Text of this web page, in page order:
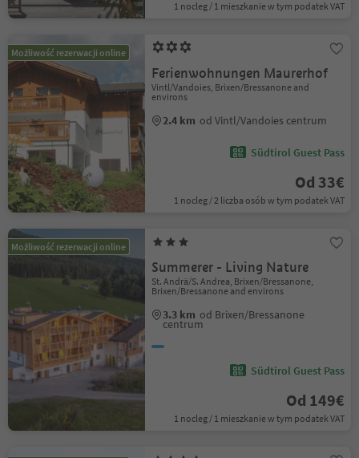
1 nocleg / 1 mieszkanie w tym podatek VAT
Możliwość rezerwacji online
Ferienwohnungen Maurerhof
Vintl/Vandoies, Brixen/Bressanone and
environs
2.4 km od Vintl/Vandoies centrum
Südtirol Guest Pass
Od 33€
1 nocleg / 2 liczba osób w tym podatek VAT
Możliwość rezerwacji online
Summerer - Living Nature
St. Andrä/S. Andrea, Brixen/Bressanone,
Brixen/Bressanone and environs
3.3 km od Brixen/Bressanone
centrum
Südtirol Guest Pass
Od 149€
1 nocleg / 1 mieszkanie w tym podatek VAT